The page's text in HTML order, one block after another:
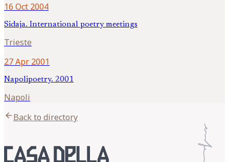
16 Oct 2004
Sidaja. International poetry meetings
Trieste
27 Apr 2001
Napolipoetry. 2001
Napoli
arrow_backBack to directory